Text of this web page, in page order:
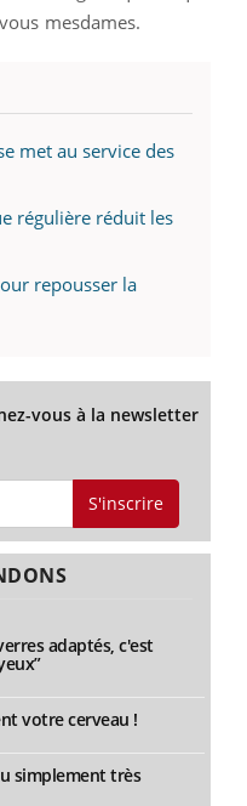
mesdames.
met au service des
régulière réduit les
repousser la
vous à la newsletter
S'inscrire
adaptés, c'est
votre cerveau !
simplement très